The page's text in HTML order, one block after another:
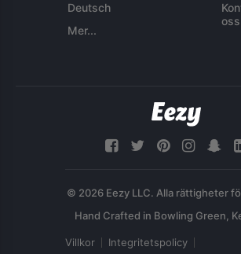
Deutsch
Mer...
oss
© 2026 Eezy LLC. Alla rättigheter
Villkor Integritetspolicy